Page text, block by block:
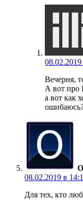
08.02.2019
Вечерня,
А вот про
а вот как
08.02.2019 в
Для тех, кто